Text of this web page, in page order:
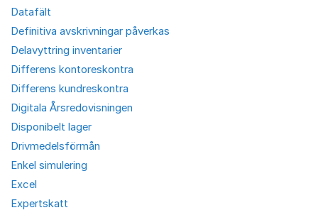
Datafält
Definitiva avskrivningar påverkas
Delavyttring inventarier
Differens kontoreskontra
Differens kundreskontra
Digitala Årsredovisningen
Disponibelt lager
Drivmedelsförmån
Enkel simulering
Excel
Expertskatt